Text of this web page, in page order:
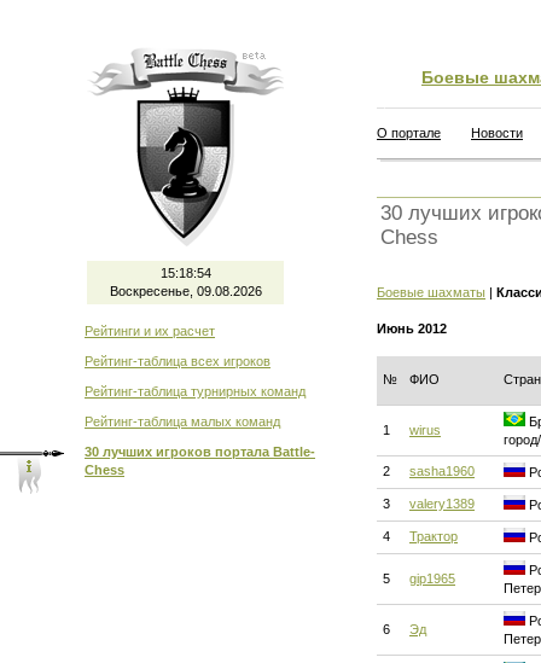
15:18:54
Воскресенье, 09.08.2026
Рейтинги и их расчет
Рейтинг-таблица всех игроков
Рейтинг-таблица турнирных команд
Рейтинг-таблица малых команд
30 лучших игроков портала Battle-
Chess
Боевые
О портале Новости
30 лучших
Chess
Боевые шахматы |
Июнь 2012
№ ФИО
1 wirus
2 sasha1960
3 valery1389
4 Трактор
5 gip1965
6 Эд